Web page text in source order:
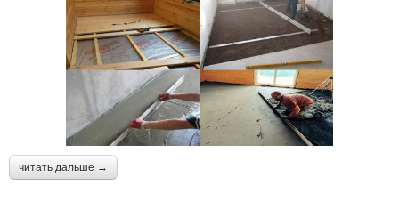
читать дальше →